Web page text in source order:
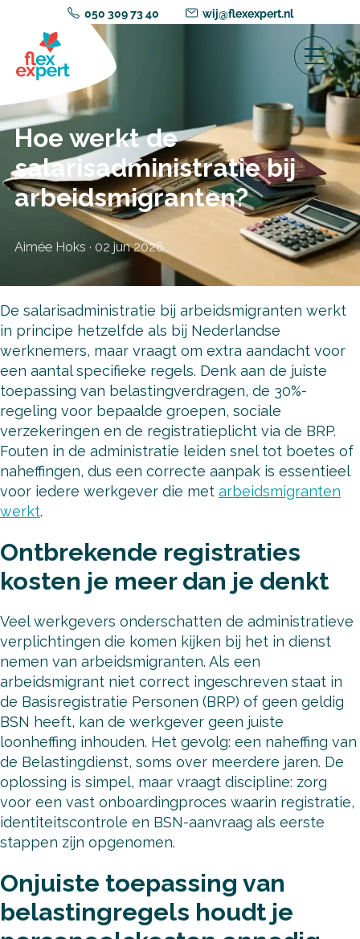
050 309 73 40 wij@flexexpert.nl
Hoe werkt de
salarisadministratie bij
arbeidsmigranten?
Aimée Hoks · 02 jun 2026
De salarisadministratie bij arbeidsmigranten werkt
in principe hetzelfde als bij Nederlandse
werknemers, maar vraagt om extra aandacht voor
een aantal specifieke regels. Denk aan de juiste
toepassing van belastingverdragen, de 30%-
regeling voor bepaalde groepen, sociale
verzekeringen en de registratieplicht via de BRP.
Fouten in de administratie leiden snel tot boetes of
naheffingen, dus een correcte aanpak is essentieel
voor iedere werkgever die met arbeidsmigranten
werkt.
Ontbrekende registraties
kosten je meer dan je denkt
Veel werkgevers onderschatten de administratieve
verplichtingen die komen kijken bij het in dienst
nemen van arbeidsmigranten. Als een
arbeidsmigrant niet correct ingeschreven staat in
de Basisregistratie Personen (BRP) of geen geldig
BSN heeft, kan de werkgever geen juiste
loonheffing inhouden. Het gevolg: een naheffing van
de Belastingdienst, soms over meerdere jaren. De
oplossing is simpel, maar vraagt discipline: zorg
voor een vast onboardingproces waarin registratie,
identiteitscontrole en BSN-aanvraag als eerste
stappen zijn opgenomen.
Onjuiste toepassing van
belastingregels houdt je